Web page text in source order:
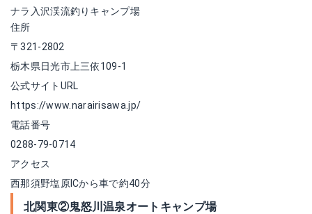
ナラ入沢渓流釣りキャンプ場
住所
〒321-2802
栃木県日光市上三依109-1
公式サイトURL
https://www.narairisawa.jp/
電話番号
0288-79-0714
アクセス
西那須野塩原ICから車で約40分
北関東②鬼怒川温泉オートキャンプ場